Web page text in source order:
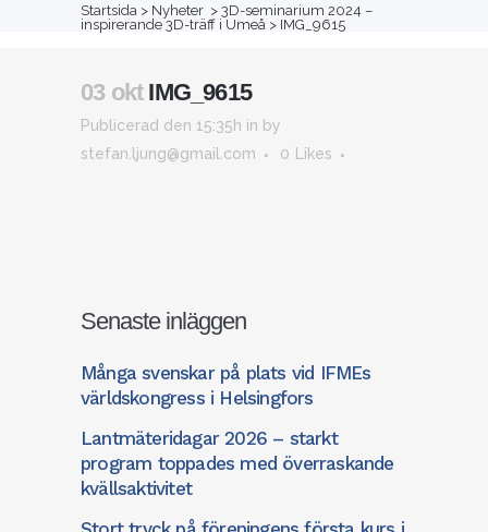
Om
Kommittéer Kurser/konferenser
Startsida > Nyheter > 3D-seminarium 2024 –
inspirerande 3D-träff i Umeå > IMG_9615
03 oktIMG_9615
Publicerad den 15:35h in by
stefan.ljung@gmail.com
0 Likes
Senaste inläggen
Många svenskar på plats vid IFMEs
världskongress i Helsingfors
Lantmäteridagar 2026 – starkt
program toppades med överraskande
kvällsaktivitet